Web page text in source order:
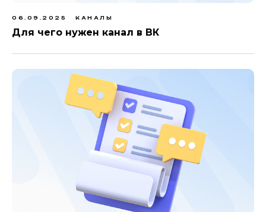
06.09.2025 КАНАЛЫ
Для чего нужен канал в ВК